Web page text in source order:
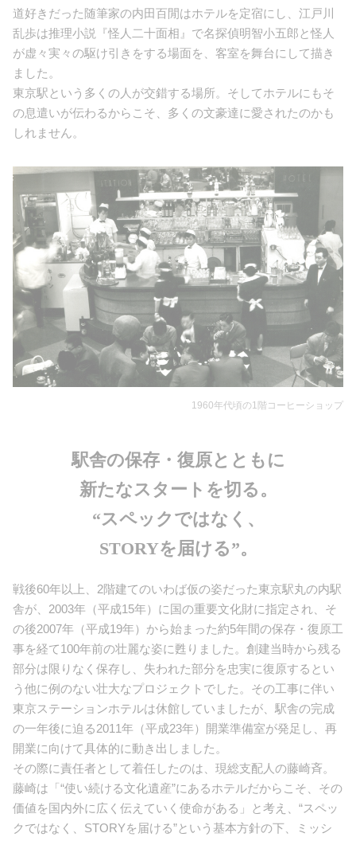
道好きだった随筆家の内田百閒はホテルを定宿にし、江戸川
乱歩は推理小説『怪人二十面相』で名探偵明智小五郎と怪人
が虚々実々の駆け引きをする場面を、客室を舞台にして描き
ました。
東京駅という多くの人が交錯する場所。そしてホテルにもそ
の息遣いが伝わるからこそ、多くの文豪達に愛されたのかも
しれません。
1960年代頃の1階コーヒーショップ
駅舎の保存・復原とともに
新たなスタートを切る。
“スペックではなく、
STORYを届ける”。
戦後60年以上、2階建てのいわば仮の姿だった東京駅丸の内駅
舎が、2003年（平成15年）に国の重要文化財に指定され、そ
の後2007年（平成19年）から始まった約5年間の保存・復原工
事を経て100年前の壮麗な姿に甦りました。創建当時から残る
部分は限りなく保存し、失われた部分を忠実に復原するとい
う他に例のない壮大なプロジェクトでした。その工事に伴い
東京ステーションホテルは休館していましたが、駅舎の完成
の一年後に迫る2011年（平成23年）開業準備室が発足し、再
開業に向けて具体的に動き出しました。
その際に責任者として着任したのは、現総支配人の藤崎斉。
藤崎は「“使い続ける文化遺産”にあるホテルだからこそ、その
価値を国内外に広く伝えていく使命がある」と考え、“スペッ
クではなく、STORYを届ける”という基本方針の下、ミッシ